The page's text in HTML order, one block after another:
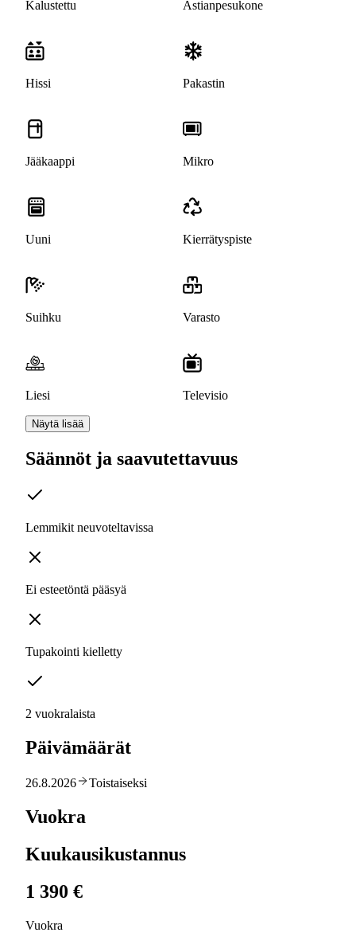
Kalustettu Astianpesukone
Hissi Pakastin
Jääkaappi Mikro
Uuni Kierrätyspiste
Suihku Varasto
Liesi Televisio
Näytä lisää
Säännöt ja saavutettavuus
Lemmikit neuvoteltavissa
Ei esteetöntä pääsyä
Tupakointi kielletty
2 vuokralaista
Päivämäärät
26.8.2026 Toistaiseksi
Vuokra
Kuukausikustannus
1 390 €
Vuokra